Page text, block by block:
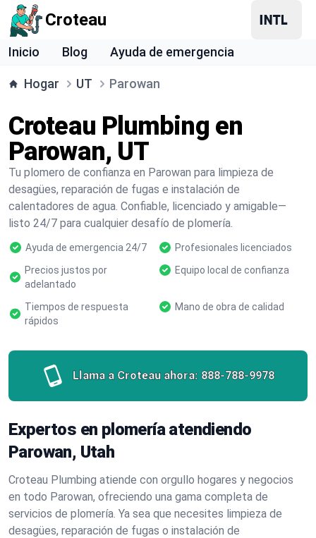
Croteau
Inicio Blog Ayuda de emergencia
Hogar UT Parowan
Croteau Plumbing en
Parowan, UT
Tu plomero de confianza en Parowan para limpieza de
desagües, reparación de fugas e instalación de
calentadores de agua. Confiable, licenciado y amigable—
listo 24/7 para cualquier desafío de plomería.
Ayuda de emergencia 24/7
Profesionales licenciados
Precios justos por
adelantado
Equipo local de confianza
Tiempos de respuesta
rápidos
Mano de obra de calidad
Llama a Croteau ahora: 888-788-9978
Expertos en plomería atendiendo
Parowan, Utah
Croteau Plumbing atiende con orgullo hogares y negocios
en todo Parowan, ofreciendo una gama completa de
servicios de plomería. Ya sea que necesites limpieza de
desagües, reparación de fugas o instalación de